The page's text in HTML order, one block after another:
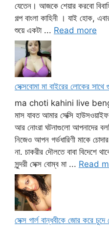
যেতেন। আজকে শেয়ার করবো
গল্প বাংলা কাহিনী । যাই হোক,
শুয়ে একটা ... Read more
সেক্সবোমা মা বাইরের লোকের সাথে
ma choti kahini live
মাস যাবত আমার সেক্সি
আর নোংরা ঘটনাগুলো আপনাদের
নিজেও আপন গর্ভধারিণী মাকে
না. চাকরীর দৌলতে বাবা
সুন্দরী সেক্স বোম্ব মা ... Read
সেক্স গার্ল বান্ধবীকে জোর করে চুদে